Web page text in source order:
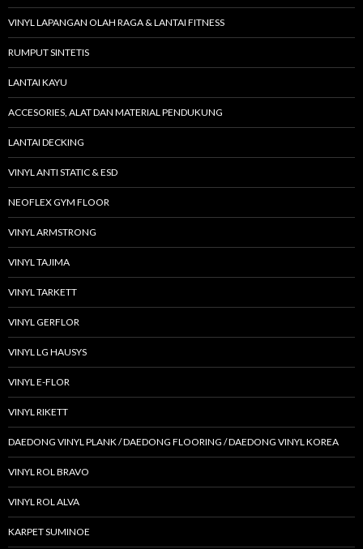
VINYL LAPANGAN OLAH RAGA & LANTAI FITNESS
RUMPUT SINTETIS
LANTAI KAYU
ACCESORIES, ALAT DAN MATERIAL PENDUKUNG
LANTAI DECKING
VINYL ANTI STATIC & ESD
NEOFLEX GYM FLOOR
VINYL ARMSTRONG
VINYL TAJIMA
VINYL TARKETT
VINYL GERFLOR
VINYL LG HAUSYS
VINYL E-FLOR
VINYL RIKETT
DAEDONG VINYL PLANK / DAEDONG FLOORING / DAEDONG VINYL KOREA
VINYL ROL BRAVO
VINYL ROL ALVA
KARPET SUMINOE